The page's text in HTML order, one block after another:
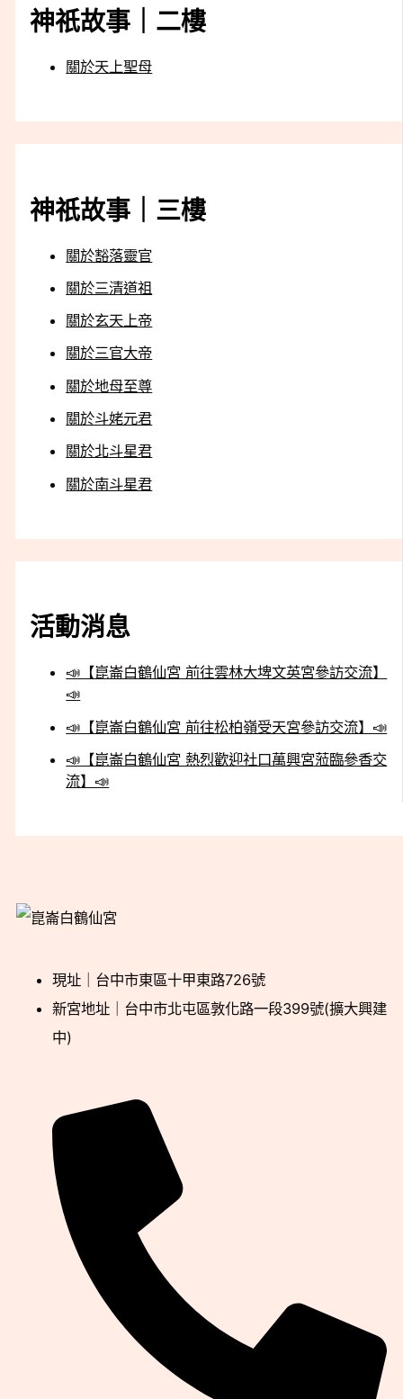
神祇故事｜二樓
關於天上聖母
神祇故事｜三樓
關於豁落靈官
關於三清道祖
關於玄天上帝
關於三官大帝
關於地母至尊
關於斗姥元君
關於北斗星君
關於南斗星君
活動消息
📣【崑崙白鶴仙宮 前往雲林大埤文英宮參訪交流】
📣
📣【崑崙白鶴仙宮 前往松柏嶺受天宮參訪交流】📣
📣【崑崙白鶴仙宮 熱烈歡迎社口萬興宮蒞臨參香交
流】📣
現址｜台中市東區十甲東路726號
新宮地址｜台中市北屯區敦化路一段399號(擴大興建
中)